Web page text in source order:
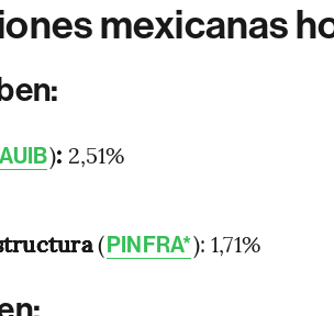
mexicanas
): 2,51%
(PINFRA*): 1,71%